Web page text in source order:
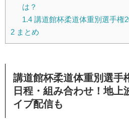
は？
1.4講道館杯柔道体重別選手権
2 まとめ
講道館杯柔道体重別選手
日程・組み合わせ！地上
イブ配信も